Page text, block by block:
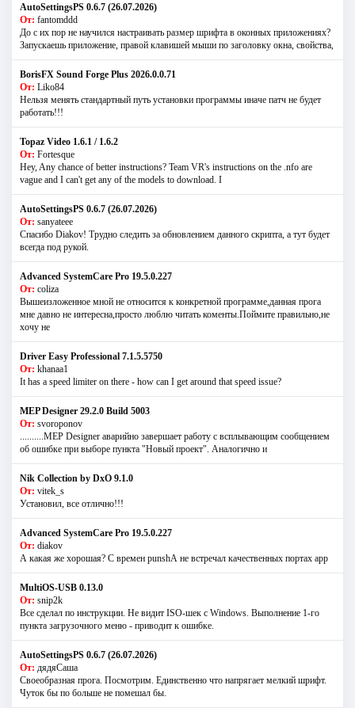
AutoSettingsPS 0.6.7 (26.07.2026)
От: fantomddd
До с их пор не научился настраивать размер шрифта в оконных приложениях?
Запускаешь приложение, правой клавишей мыши по заголовку окна, свойства,
BorisFX Sound Forge Plus 2026.0.0.71
От: Liko84
Нельзя менять стандартный путь установки программы иначе патч не будет
работать!!!
Topaz Video 1.6.1 / 1.6.2
От: Fortesque
Hey, Any chance of better instructions? Team VR's instructions on the .nfo are
vague and I can't get any of the models to download. I
AutoSettingsPS 0.6.7 (26.07.2026)
От: sanyateee
Спасибо Diakov! Трудно следить за обновлением данного скрипта, а тут будет
всегда под рукой.
Advanced SystemCare Pro 19.5.0.227
От: coliza
Вышеизложенное мной не относится к конкретной программе,данная прога
мне давно не интересна,просто люблю читать коменты.Поймите правильно,не
хочу не
Driver Easy Professional 7.1.5.5750
От: khanaa1
It has a speed limiter on there - how can I get around that speed issue?
MEP Designer 29.2.0 Build 5003
От: svoroponov
..........MEP Designer аварийно завершает работу с всплывающим сообщением
об ошибке при выборе пункта "Новый проект". Аналогично и
Nik Collection by DxO 9.1.0
От: vitek_s
Установил, все отлично!!!
Advanced SystemCare Pro 19.5.0.227
От: diakov
А какая же хорошая? С времен punshА не встречал качественных портах app
MultiOS-USB 0.13.0
От: snip2k
Все сделал по инструкции. Не видит ISO-шек с Windows. Выполнение 1-го
пункта загрузочного меню - приводит к ошибке.
AutoSettingsPS 0.6.7 (26.07.2026)
От: дядяСаша
Своеобразная прога. Посмотрим. Единственно что напрягает мелкий шрифт.
Чуток бы по больше не помешал бы.